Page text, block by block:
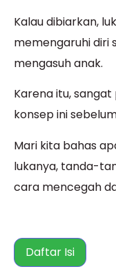
Kalau dibiarkan,
memengaruhi diri
mengasuh anak.
Karena itu,
konsep ini
Mari kita bahas
lukanya, tanda-
cara mencegah
Daftar Isi